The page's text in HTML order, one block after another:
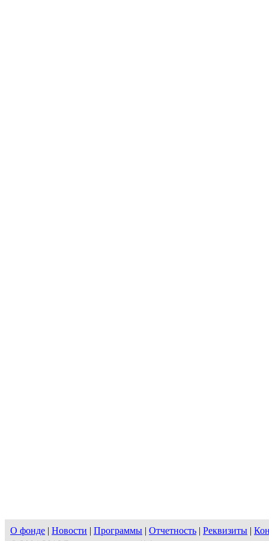
О фонде | Новости | Программы | Отчетность | Реквизиты |